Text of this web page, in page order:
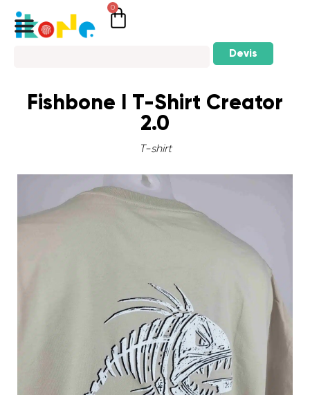
0
Devis
Fishbone I T-Shirt Creator
2.0
T-shirt